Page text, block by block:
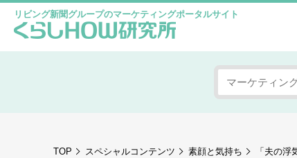
リビング新聞グループのマーケティングポータルサイト
TOP スペシャルコンテンツ 素顔と気持ち 「夫の